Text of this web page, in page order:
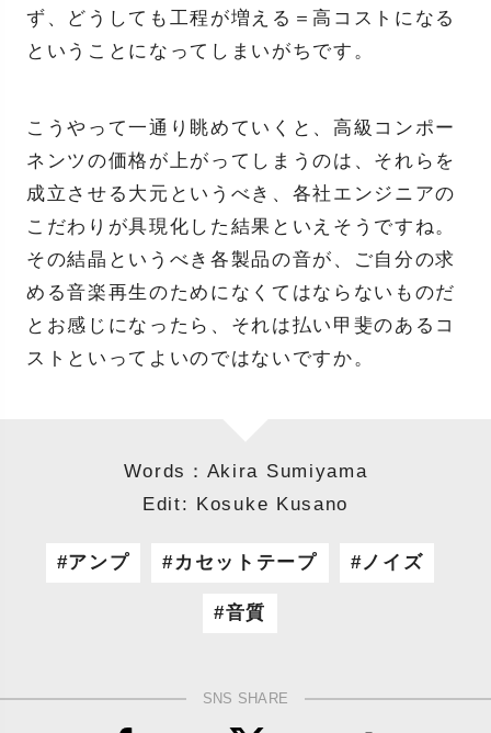
ず、どうしても工程が増える＝高コストになる
ということになってしまいがちです。
こうやって一通り眺めていくと、高級コンポー
ネンツの価格が上がってしまうのは、それらを
成立させる大元というべき、各社エンジニアの
こだわりが具現化した結果といえそうですね。
その結晶というべき各製品の音が、ご自分の求
める音楽再生のためになくてはならないものだ
とお感じになったら、それは払い甲斐のあるコ
ストといってよいのではないですか。
Words：Akira Sumiyama
Edit: Kosuke Kusano
アンプ カセットテープ ノイズ
音質
SNS SHARE